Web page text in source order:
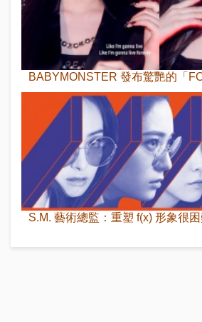
BABYMONSTER 發布驚艷的「
S.M. 藝術總監：重塑 f(x) 形象很